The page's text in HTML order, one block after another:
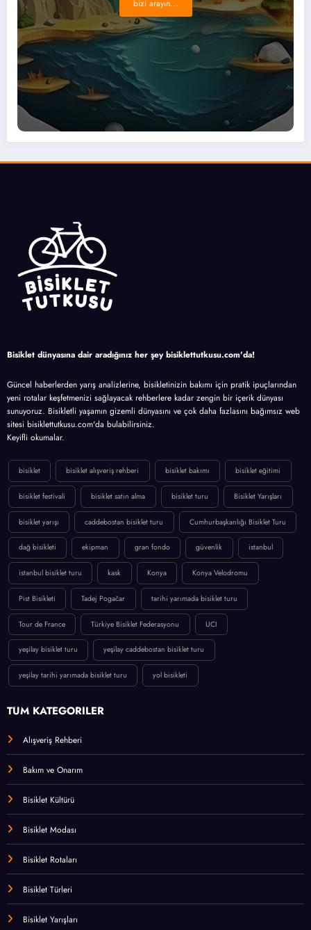
bizi arayın...
Bisiklet dünyasına dair aradığınız her şey bisiklettutkusu.com'da!
Güncel haberlerden yarış analizlerine, bisikletinizin bakımı için pratik ipuçlarından
yeni rotalar keşfetmenizi sağlayacak rehberlere kadar zengin bir içerik dünyası
sunuyoruz. Bisikletli yaşamın gizemli dünyasını ve çok daha fazlasını bağımsız web
sitesi bisiklettutkusu.com'da bulabilirsiniz.
Keyifli okumalar.
bisiklet bisiklet alışveriş rehberi bisiklet bakımı bisiklet eğitimi
bisiklet festivali bisiklet satın alma bisiklet turu Bisiklet Yarışları
bisiklet yarışı caddebostan bisiklet turu Cumhurbaşkanlığı Bisiklet Turu
dağ bisikleti ekipman gran fondo güvenlik istanbul
istanbul bisiklet turu kask Konya Konya Velodromu
Pist Bisikleti Tadej Pogačar tarihi yarımada bisiklet turu
Tour de France Türkiye Bisiklet Federasyonu UCI
yeşilay bisiklet turu yeşilay caddebostan bisiklet turu
yeşilay tarihi yarımada bisiklet turu yol bisikleti
TÜM KATEGORİLER
Alışveriş Rehberi
Bakım ve Onarım
Bisiklet Kültürü
Bisiklet Modası
Bisiklet Rotaları
Bisiklet Türleri
Bisiklet Yarışları